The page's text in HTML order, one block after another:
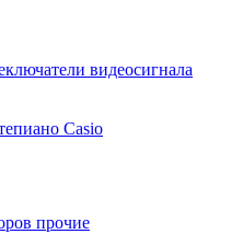
видеосигнала
Casio
прочие